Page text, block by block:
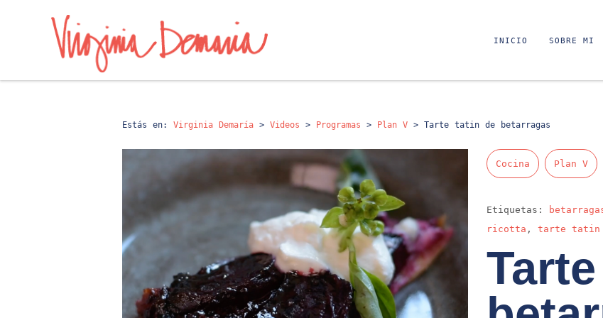
INICIO SOBRE MI
Estás en: Virginia Demaría > Videos > Programas > Plan V > Tarte tatin de betarragas
Cocina Plan V
Etiquetas:
ricotta , tarte tatin